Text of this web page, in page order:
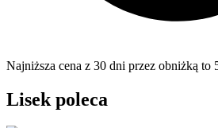
Najniższa cena z 30 dni przez obniżką to
Lisek poleca